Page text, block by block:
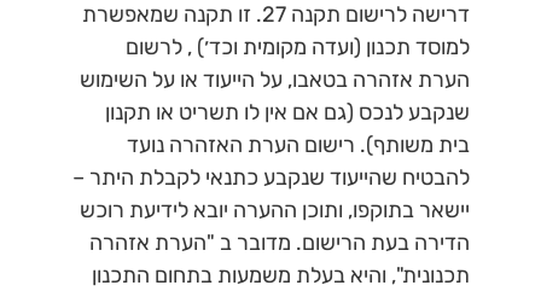
דרישה לרישום תקנה 27. זו תקנה שמאפשרת
למוסד תכנון (ועדה מקומית וכד׳) , לרשום
הערת אזהרה בטאבו, על הייעוד או על השימוש
שנקבע לנכס (גם אם אין לו תשריט או תקנון
בית משותף). רישום הערת האזהרה נועד
להבטיח שהייעוד שנקבע כתנאי לקבלת היתר –
יישאר בתוקפו, ותוכן ההערה יובא לידיעת רוכש
הדירה בעת הרישום. מדובר ב "הערת אזהרה
תכנונית", והיא בעלת משמעות בתחום התכנון